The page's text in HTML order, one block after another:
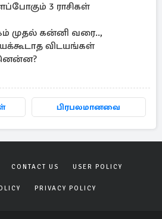
3 ராசிகள்
முதல் கன்னி வரை..,
விடயங்கள்
பிரபலமானவை
CONTACT US USER POLICY
PRIVACY POLICY